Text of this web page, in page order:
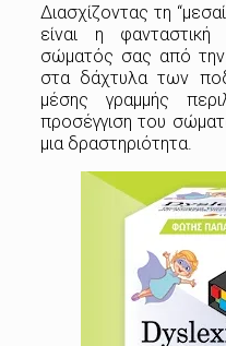
Διασχίζοντας τη
είναι η
σώματός σας από
στα δάχτυλα των
μέσης γραμμής
προσέγγιση του
μια δραστηριότητα.